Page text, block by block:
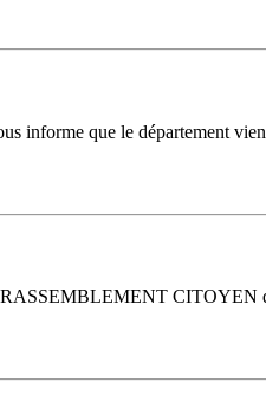
informe que le département
CITOYEN